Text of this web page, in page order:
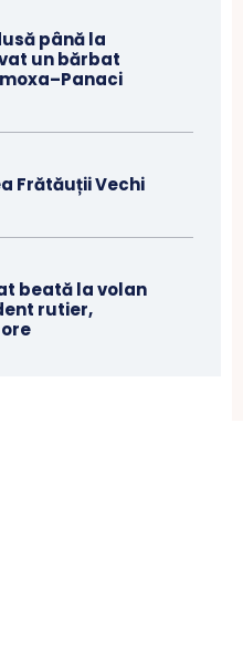
până la
un bărbat
Frătăuții Vechi
beată la volan
rutier,